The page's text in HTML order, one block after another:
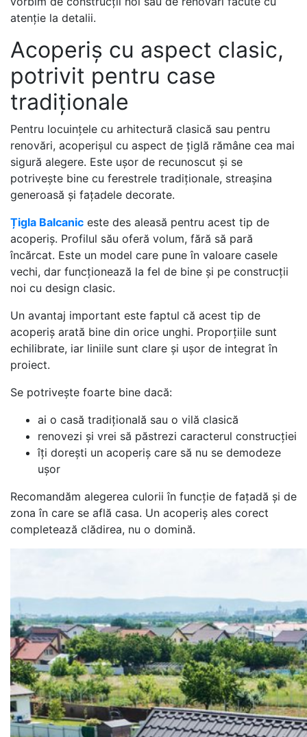
atenție la detalii.
Acoperiș cu aspect clasic,
potrivit pentru case
tradiționale
Pentru locuințele cu arhitectură clasică sau pentru
renovări, acoperișul cu aspect de țiglă rămâne cea mai
sigură alegere. Este ușor de recunoscut și se
potrivește bine cu ferestrele tradiționale, streașina
generoasă și fațadele decorate.
Țigla Balcanic este des aleasă pentru acest tip de
acoperiș. Profilul său oferă volum, fără să pară
încărcat. Este un model care pune în valoare casele
vechi, dar funcționează la fel de bine și pe construcții
noi cu design clasic.
Un avantaj important este faptul că acest tip de
acoperiș arată bine din orice unghi. Proporțiile sunt
echilibrate, iar liniile sunt clare și ușor de integrat în
proiect.
Se potrivește foarte bine dacă:
ai o casă tradițională sau o vilă clasică
renovezi și vrei să păstrezi caracterul construcției
îți dorești un acoperiș care să nu se demodeze
ușor
Recomandăm alegerea culorii în funcție de fațadă și de
zona în care se află casa. Un acoperiș ales corect
completează clădirea, nu o domină.